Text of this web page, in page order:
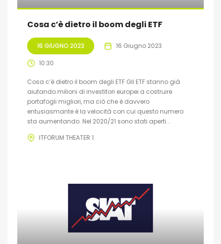
Cosa c’è dietro il boom degli ETF
16 GIUGNO 2023 16 Giugno 2023
10:30
Cosa c’è dietro il boom degli ETF Gli ETF stanno già
aiutando milioni di investitori europei a costruire
portafogli migliori, ma ciò che è davvero
entusiasmante è la velocità con cui questo numero
sta aumentando. Nel 2020/21 sono stati aperti...
ITFORUM THEATER 1